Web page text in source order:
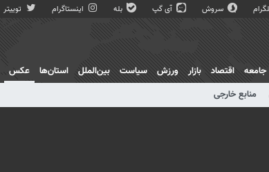
سروش آی گپ بله اینستاگرام توییتر
جامعه اقتصاد بازار ورزش سیاست بین‌الملل استان‌ها
عکس
منابع خارجی